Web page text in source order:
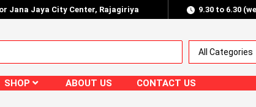
Jana Jaya City Center, Rajagiriya 9.30 to 6.30
SHOP ABOUT US CONTACT US